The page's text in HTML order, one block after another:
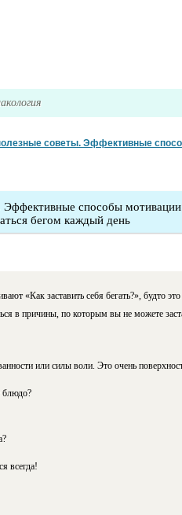
советы. Эффективные
Эффективные способы
бегом каждый день
«Как заставить себя бегать?», будто
в причины, по которым вы не можете
или силы воли. Это очень
блюдо?
всегда!